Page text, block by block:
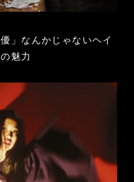
」なんかじゃないヘイ
魅力